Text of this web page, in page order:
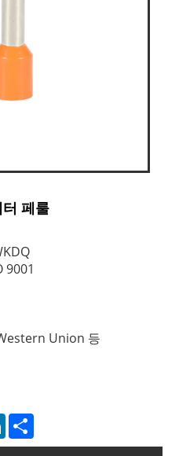
페룰
9001
Union 등
LinkedIn